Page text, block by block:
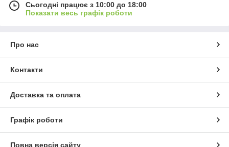
Сьогодні працює з 10:00 до 18:00
Показати весь графік роботи
Про нас
Контакти
Доставка та оплата
Графік роботи
Повна версія сайту